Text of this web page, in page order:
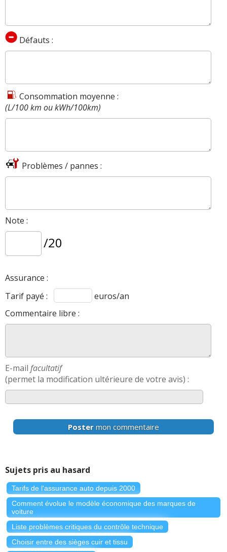
Défauts :
Consommation moyenne :
(L/100 km ou kWh/100km)
Problèmes / pannes :
Note :
/20
Assurance :
Tarif payé :
euros/an
Commentaire libre :
E-mail facultatif
(permet la modification ultérieure de votre avis) :
Poster mon commentaire
Sujets pris au hasard
Tarifs de l'assurance auto depuis 2000
Comment évolue le modèle économique des marques de
voiture
Liste problèmes critiques du contrôle technique
Choisir entre des sièges cuir et tissu